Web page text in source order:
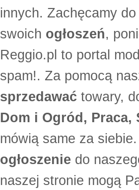
innych. Zachęcamy
swoich ogłoszeń,
Reggio.pl to portal
spam!. Za pomocą
sprzedawać towary,
Dom i Ogród, Praca,
mówią same za
ogłoszenie do
naszej stronie mogą